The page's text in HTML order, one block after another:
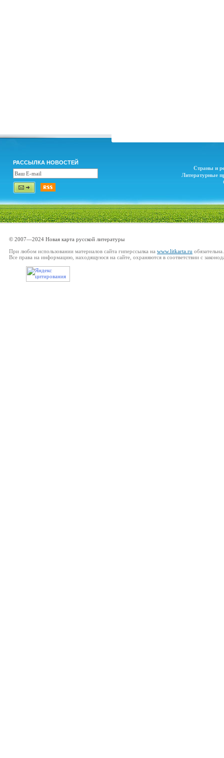
РАССЫЛКА НОВОСТЕЙ
Страны и
Литературные
© 2007—2024 Новая карта русской литературы
При любом использовании материалов сайта гиперссылка на www.litkarta.ru обязательна.
Все права на информацию, находящуюся на сайте, охраняются в соответствии с